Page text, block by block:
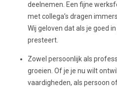
deelnemen. Een fijne
met collega’s dragen
Wij geloven dat als je goed
presteert.
Zowel persoonlijk als
groeien. Of je je nu wilt
vaardigheden, als persoon